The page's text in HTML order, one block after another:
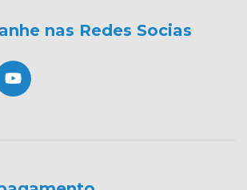
nas Redes Socias